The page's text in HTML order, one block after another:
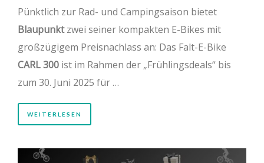
Pünktlich zur Rad- und Campingsaison bietet
Blaupunktzwei seiner kompakten E-Bikes mit
großzügigem Preisnachlass an: Das Falt-E-Bike
CARL 300 ist im Rahmen der „Frühlingsdeals“ bis
zum 30. Juni 2025 für …
WEITERLESEN